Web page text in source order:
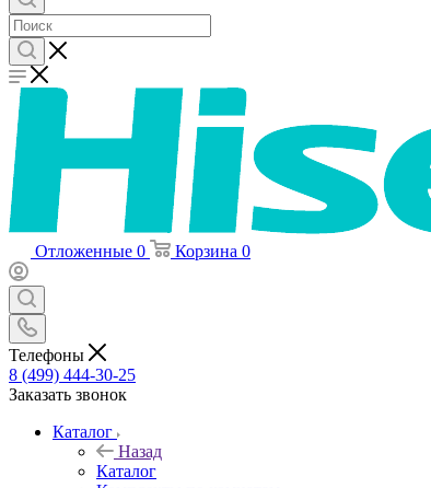
Отложенные 0 Корзина 0
Телефоны
8 (499) 444-30-25
Заказать звонок
Каталог
Назад
Каталог